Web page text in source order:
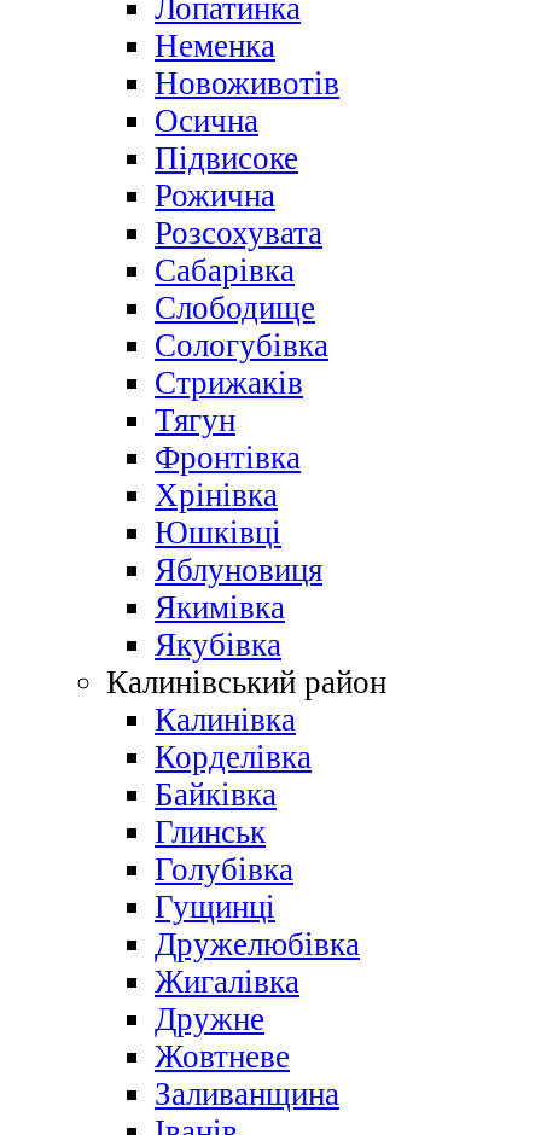
Лопатинка
Неменка
Новоживотів
Осична
Підвисоке
Рожична
Розсохувата
Сабарівка
Слободище
Сологубівка
Стрижаків
Тягун
Фронтівка
Хрінівка
Юшківці
Яблуновиця
Якимівка
Якубівка
Калинівський район
Калинівка
Корделівка
Байківка
Глинськ
Голубівка
Гущинці
Дружелюбівка
Жигалівка
Дружне
Жовтневе
Заливанщина